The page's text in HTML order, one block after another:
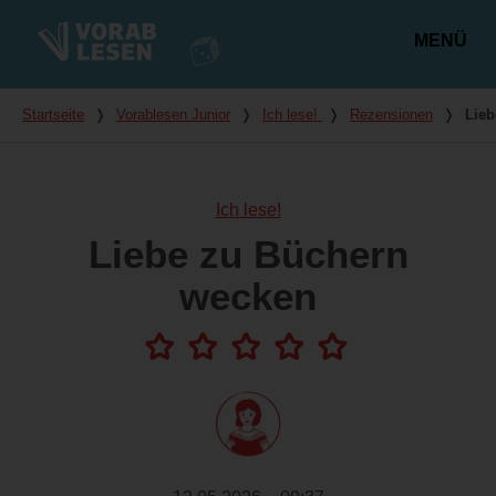
MENÜ
Du bist hier
Startseite ❭ Vorablesen Junior ❭ Ich lese! ❭ Rezensionen ❭
Ich lese!
Liebe zu Büchern
wecken